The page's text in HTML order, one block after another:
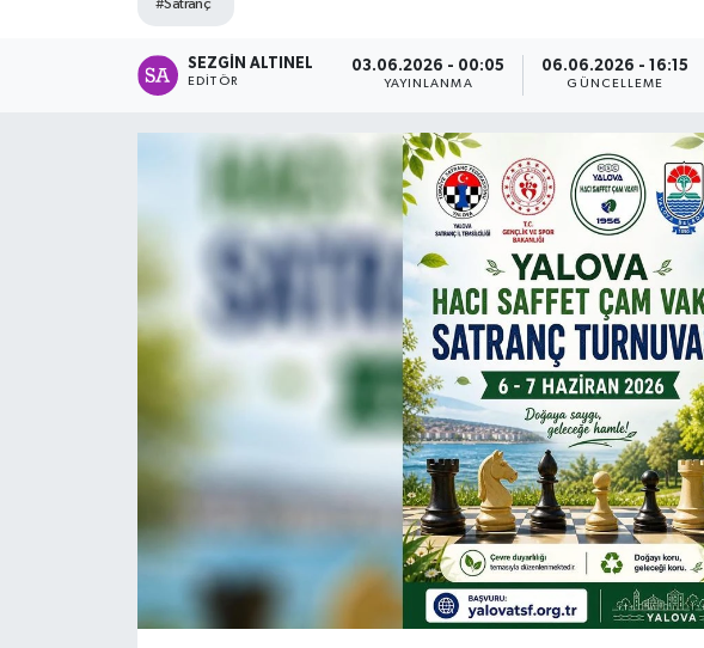
#Satranç
SEZGIN ALTINEL
EDITÖR
03.06.2026 - 00:05
YAYINLANMA
06.06.2026 - 16:15
GÜNCELLEME